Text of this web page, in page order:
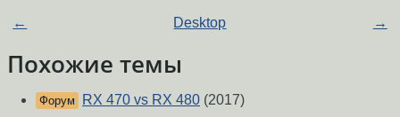
← Desktop →
Похожие темы
Форум RX 470 vs RX 480 (2017)